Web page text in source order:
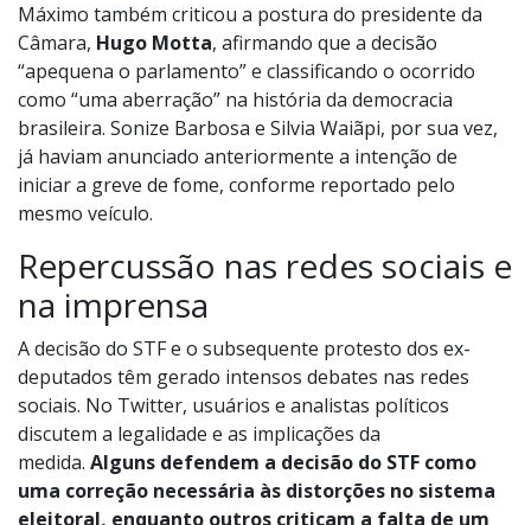
Máximo também criticou a postura do presidente da
Câmara, Hugo Motta, afirmando que a decisão
“apequena o parlamento” e classificando o ocorrido
como “uma aberração” na história da democracia
brasileira. Sonize Barbosa e Silvia Waiãpi, por sua vez,
já haviam anunciado anteriormente a intenção de
iniciar a greve de fome, conforme reportado pelo
mesmo veículo.
Repercussão nas redes sociais e
na imprensa
A decisão do STF e o subsequente protesto dos ex-
deputados têm gerado intensos debates nas redes
sociais. No Twitter, usuários e analistas políticos
discutem a legalidade e as implicações da
medida. Alguns defendem a decisão do STF como
uma correção necessária às distorções no sistema
eleitoral, enquanto outros criticam a falta de um